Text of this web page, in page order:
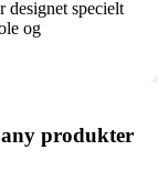
designet specielt
og
produkter